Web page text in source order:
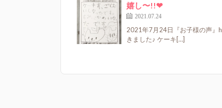
嬉し〜!!❤
2021.07.24
2021年7月24日『お子様の声』
きました♪ ケーキ[…]